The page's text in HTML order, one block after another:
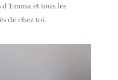
et tous les
de chez toi.